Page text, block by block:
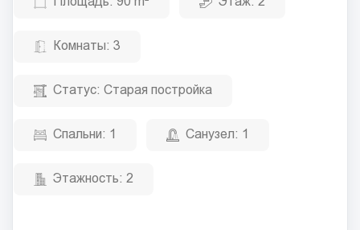
Комнаты: 3
Статус: Старая постройка
Спальни: 1 Санузел: 1
Этажность: 2